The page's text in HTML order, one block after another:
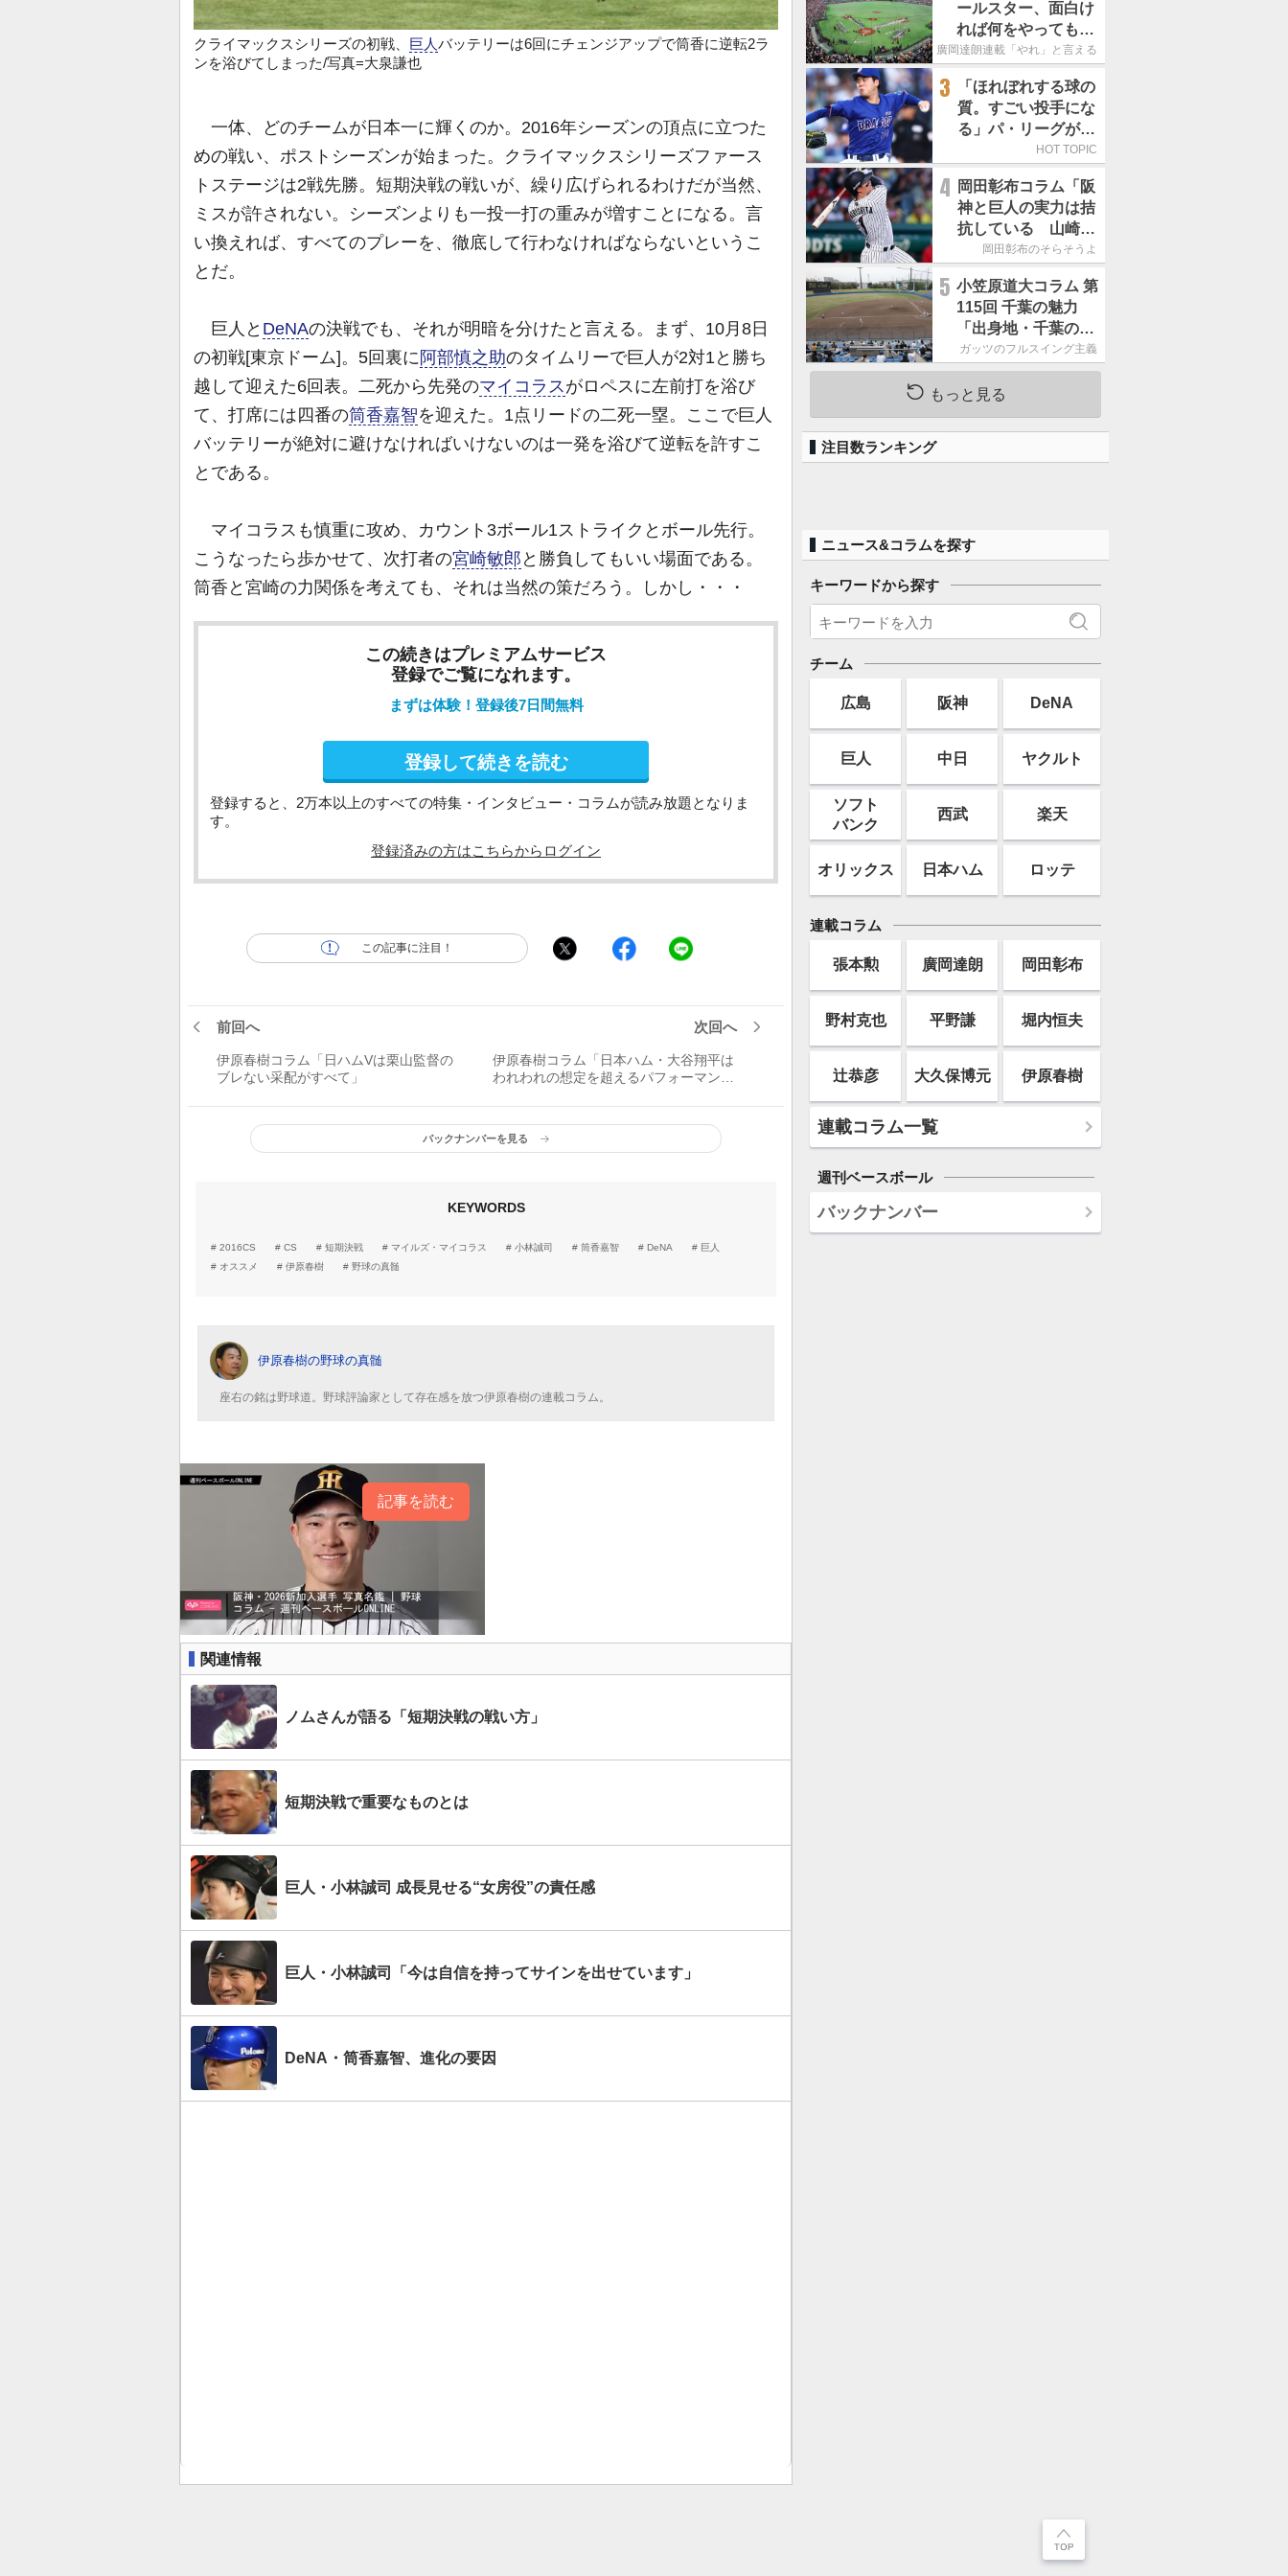
クライマックスシリーズの初戦、 巨人バッテリーは6回にチェンジアップで筒香に逆転2ラ
ンを浴びてしまった/写真=大泉謙也
一体、どのチームが日本一に輝くのか。2016年シーズンの頂点に立つた
めの戦い、ポストシーズンが始まった。クライマックスシリーズファース
トステージは2戦先勝。短期決戦の戦いが、繰り広げられるわけだが当然、
ミスが許されない。シーズンよりも一投一打の重みが増すことになる。言
い換えれば、すべてのプレーを、徹底して行わなければならないというこ
とだ。
巨人と DeNAの決戦でも、それが明暗を分けたと言える。まず、10月8日
の初戦[東京ドーム]。5回裏に 阿部慎之助のタイムリーで巨人が2対1と勝ち
越して迎えた6回表。二死から先発のマイコラスがロペスに左前打を浴び
て、打席には四番の筒香嘉智を迎えた。1点リードの二死一塁。ここで巨人
バッテリーが絶対に避けなければいけないのは一発を浴びて逆転を許すこ
とである。
マイコラスも慎重に攻め、カウント3ボール1ストライクとボール先行。
こうなったら歩かせて、次打者の宮崎敏郎 と勝負してもいい場面である。
筒香と宮崎の力関係を考えても、それは当然の策だろう。しかし・・・
この続きはプレミアムサービス
登録でご覧になれます。
まずは体験！登録後7日間無料
登録して続きを読む
登録すると、2万本以上のすべての特集・インタビュー・コラムが読み放題となりま
す。
登録済みの方はこちらからログイン
この記事に注目！
前回へ
伊原春樹コラム「日ハムVは栗山監督の
ブレない采配がすべて」
次回へ
伊原春樹コラム「日本ハム・大谷翔平は
われわれの想定を超えるパフォーマンス
バックナンバーを見る
KEYWORDS
2016CS CS 短期決戦 マイルズ・マイコラス 小林誠司 筒香嘉智 DeNA
巨人
オススメ
伊原春樹 野球の真髄
伊原春樹の野球の真髄
座右の銘は野球道。野球評論家として存在感を放つ伊原春樹の連載コラム。
記事を読む
関連情報
ノムさんが語る「短期決戦の戦い方」
短期決戦で重要なものとは
巨人・小林誠司 成長見せる“女房役”の責任感
巨人・小林誠司「今は自信を持ってサインを出せています」
DeNA・筒香嘉智、進化の要因
ールスター、面白け
れば何をやってもい
いという発想は大間
廣岡達朗連載「やれ」と言える信念
3
「ほれぼれする球の
質。すごい投手にな
る」パ・リーグが驚
いた「中日の左腕」
HOT TOPIC
4
岡田彰布コラム「阪
神と巨人の実力は拮
抗している 山崎、
小笠原の存在は大き
岡田彰布のそらそうよ
5 小笠原道大コラム 第
115回 千葉の魅力
「出身地・千葉の話
の続き。昔から野球
熱の高い土地柄で
す」
ガッツのフルスイング主義
もっと見る
注目数ランキング
ニュース&コラムを探す
キーワードから探す
チーム
広島 阪神 DeNA
巨人 中日 ヤクルト
ソフト
バンク
西武 楽天
オリックス 日本ハム ロッテ
連載コラム
張本勲 廣岡達朗 岡田彰布
野村克也 平野謙 堀内恒夫
辻恭彦 大久保博元 伊原春樹
連載コラム一覧
週刊ベースボール
バックナンバー